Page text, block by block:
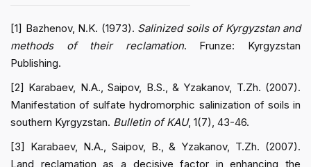
[1] Bazhenov, N.K. (1973). Salinized soils of Kyrgyzstan and
methods of their reclamation. Frunze: Kyrgyzstan
Publishing.
[2] Karabaev, N.A., Saipov, B.S., & Yzakanov, T.Zh. (2007).
Manifestation of sulfate hydromorphic salinization of soils in
southern Kyrgyzstan. Bulletin of KAU, 1(7), 43-46.
[3] Karabaev, N.A., Saipov, B., & Yzakanov, T.Zh. (2007).
Land reclamation as a decisive factor in enhancing the